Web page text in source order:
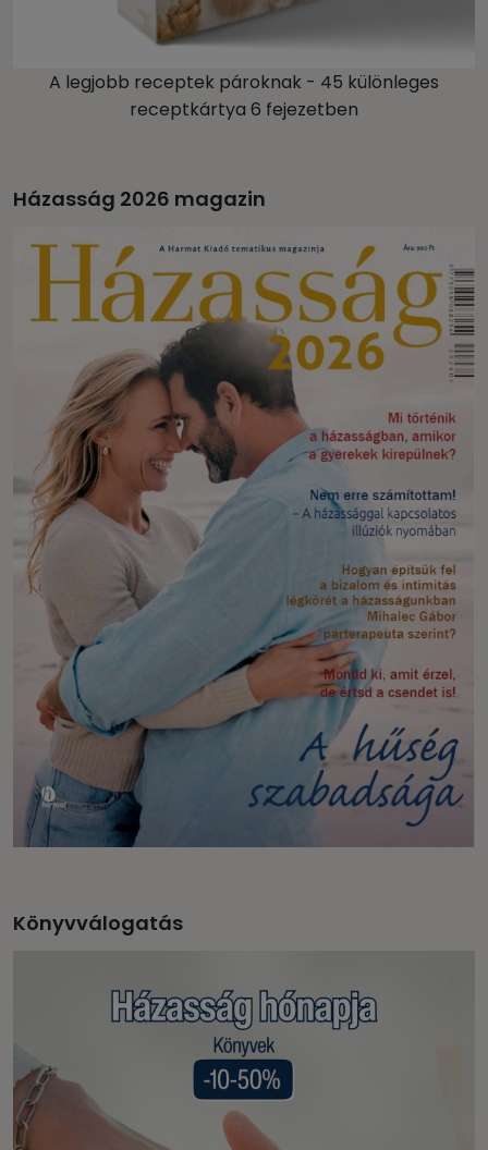
A legjobb receptek pároknak - 45 különleges
receptkártya 6 fejezetben
Házasság 2026 magazin
Könyvválogatás